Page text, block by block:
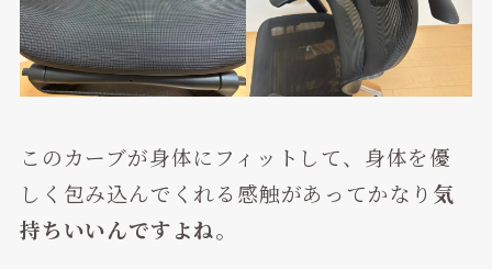
このカーブが身体にフィットして、身体を優
しく包み込んでくれる感触があってかなり 気
持ちいいんですよね。